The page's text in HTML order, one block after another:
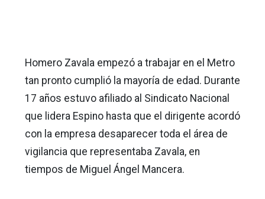
Homero Zavala empezó a trabajar en el Metro
tan pronto cumplió la mayoría de edad. Durante
17 años estuvo afiliado al Sindicato Nacional
que lidera Espino hasta que el dirigente acordó
con la empresa desaparecer toda el área de
vigilancia que representaba Zavala, en
tiempos de Miguel Ángel Mancera.